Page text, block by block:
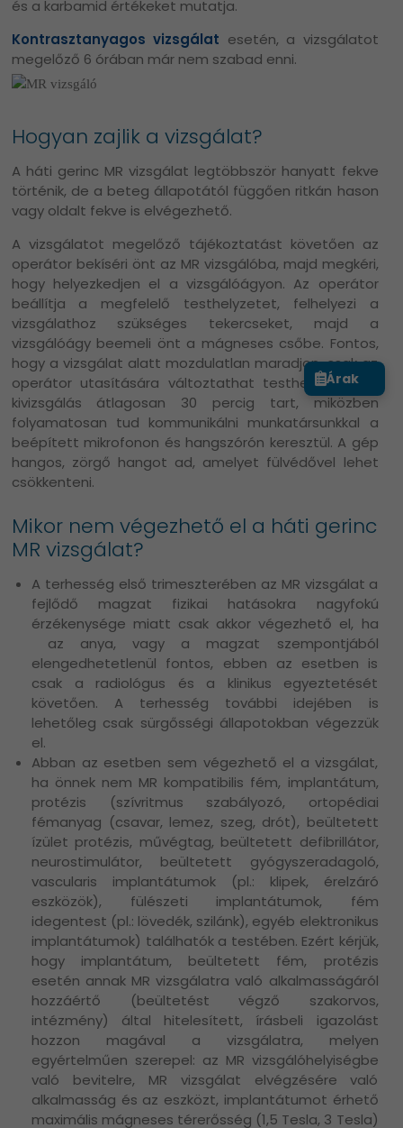
és a karbamid értékeket mutatja.
Kontrasztanyagos vizsgálat esetén, a vizsgálatot
megelőző 6 órában már nem szabad enni.
Hogyan zajlik a vizsgálat?
A háti gerinc MR vizsgálat legtöbbször hanyatt fekve
történik, de a beteg állapotától függően ritkán hason
vagy oldalt fekve is elvégezhető.
A vizsgálatot megelőző tájékoztatást követően az
operátor bekíséri önt az MR vizsgálóba, majd megkéri,
hogy helyezkedjen el a vizsgálóágyon. Az operátor
beállítja a megfelelő testhelyzetet, felhelyezi a
vizsgálathoz szükséges tekercseket, majd a
vizsgálóágy beemeli önt a mágneses csőbe. Fontos,
hogy a vizsgálat alatt mozdulatlan maradjon, csak az
operátor utasítására változtathat testhelyzetén. A
kivizsgálás átlagosan 30 percig tart, miközben
folyamatosan tud kommunikálni munkatársunkkal a
beépített mikrofonon és hangszórón keresztül. A gép
hangos, zörgő hangot ad, amelyet fülvédővel lehet
csökkenteni.
Mikor nem végezhető el a háti gerinc
MR vizsgálat?
A terhesség első trimeszterében az MR vizsgálat a
fejlődő magzat fizikai hatásokra nagyfokú
érzékenysége miatt csak akkor végezhető el, ha
az anya, vagy a magzat szempontjából
elengedhetetlenül fontos, ebben az esetben is
csak a radiológus és a klinikus egyeztetését
követően. A terhesség további idejében is
lehetőleg csak sürgősségi állapotokban végezzük
el.
Abban az esetben sem végezhető el a vizsgálat,
ha önnek nem MR kompatibilis fém, implantátum,
protézis (szívritmus szabályozó, ortopédiai
fémanyag (csavar, lemez, szeg, drót), beültetett
ízület protézis, művégtag, beültetett defibrillátor,
neurostimulátor, beültetett gyógyszeradagoló,
vascularis implantátumok (pl.: klipek, érelzáró
eszközök), fülészeti implantátumok, fém
idegentest (pl.: lövedék, szilánk), egyéb elektronikus
implantátumok) találhatók a testében. Ezért kérjük,
hogy implantátum, beültetett fém, protézis
esetén annak MR vizsgálatra való alkalmasságáról
hozzáértő (beültetést végző szakorvos,
intézmény) által hitelesített, írásbeli igazolást
hozzon magával a vizsgálatra, melyen
egyértelműen szerepel: az MR vizsgálóhelyiségbe
való bevitelre, MR vizsgálat elvégzésére való
alkalmasság és az eszközt, implantátumot érhető
maximális mágneses térerősség (1,5 Tesla, 3 Tesla)
Árak